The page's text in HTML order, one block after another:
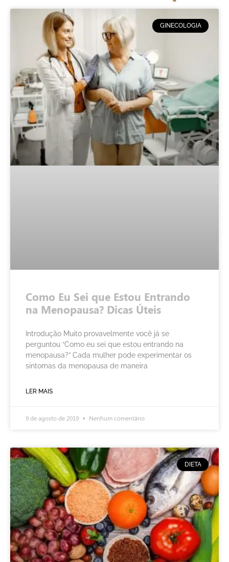
GINECOLOGIA
Como Eu Sei que Estou Entrando
na Menopausa? Dicas Úteis
Introdução Muito provavelmente você já se
perguntou “Como eu sei que estou entrando na
menopausa?” Cada mulher pode experimentar os
sintomas da menopausa de maneira
LER MAIS
9 de agosto de 2019 Nenhum comentário
DIETA